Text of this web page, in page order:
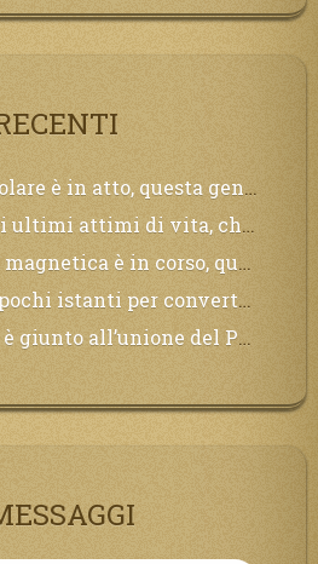
molto, la Terra arderà, l’acqua sarà contaminata, il cibo non sarà più nelle vostre mense.
vita, chi si vuole salvare Mi chiami in suo aiuto.
patirà. Il black out non tarderà ad arrivare e tutta la Terra sarà oscurata.
tempo, la sciagura arriverà all’improvviso e per chi non si sarà preparato saranno dolori.
Padre con il figlio, non avete che da attendere pochissimo.